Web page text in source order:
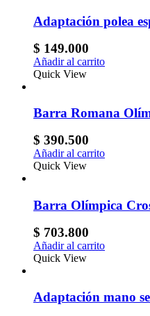
Adaptación polea
$ 149.000
Añadir al carrito
Quick View
Barra Romana
$ 390.500
Añadir al carrito
Quick View
Barra Olímpica
$ 703.800
Añadir al carrito
Quick View
Adaptación mano